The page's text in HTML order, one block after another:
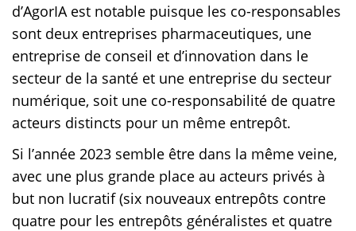
d’AgorIA est notable puisque les co-responsables
sont deux entreprises pharmaceutiques, une
entreprise de conseil et d’innovation dans le
secteur de la santé et une entreprise du secteur
numérique, soit une co-responsabilité de quatre
acteurs distincts pour un même entrepôt.
Si l’année 2023 semble être dans la même veine,
avec une plus grande place au acteurs privés à
but non lucratif (six nouveaux entrepôts contre
quatre pour les entrepôts généralistes et quatre